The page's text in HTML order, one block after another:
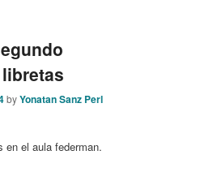
byYonatan Sanz Perl
en el aula federman.